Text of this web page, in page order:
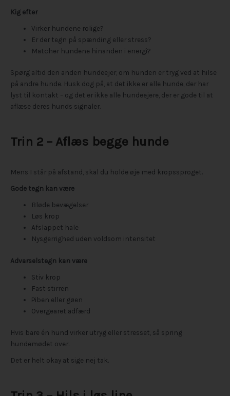
Kig efter
Virker hundene rolige?
Er der tegn på spænding eller stress?
Matcher hundene hinanden i energi?
Spørg altid den anden hundeejer, om hunden er tryg ved at hilse
på andre hunde. Husk dog på, at det ikke er alle hunde, der har
lyst til kontakt – og det er ikke alle hundeejere, der er gode til at
aflæse deres hunds signaler.
Trin 2 – Aflæs begge hunde
Mens I står på afstand, skal du holde øje med kropssproget.
Gode tegn kan være
Bløde bevægelser
Løs krop
Afslappet hale
Nysgerrighed uden voldsom intensitet
Advarselstegn kan være
Stiv krop
Fast stirren
Piben eller gøen
Overgearet adfærd
Hvis bare én hund virker utryg eller stresset, så spring
hundemødet over.
Det er helt okay at sige nej tak.